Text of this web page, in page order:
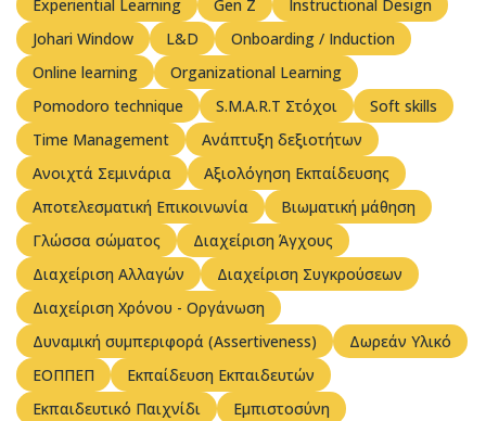
Experiential Learning Gen Z
Instructional Design
Johari Window
L&D
Onboarding / Induction
Online learning
Organizational Learning
Pomodoro technique
S.M.A.R.T Στόχοι
Soft skills
Time Management
Ανάπτυξη δεξιοτήτων
Ανοιχτά Σεμινάρια
Αξιολόγηση Εκπαίδευσης
Αποτελεσματική Επικοινωνία
Βιωματική μάθηση
Γλώσσα σώματος
Διαχείριση Άγχους
Διαχείριση Αλλαγών
Διαχείριση Συγκρούσεων
Διαχείριση Χρόνου - Οργάνωση
Δυναμική συμπεριφορά (Assertiveness)
Δωρεάν Υλικό
ΕΟΠΠΕΠ
Εκπαίδευση Εκπαιδευτών
Εκπαιδευτικό Παιχνίδι
Εμπιστοσύνη